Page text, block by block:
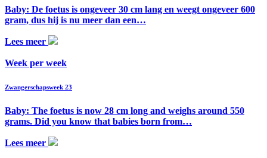
Baby: De foetus is ongeveer 30 cm lang en weegt ongeveer 600
gram, dus hij is nu meer dan een…
Lees meer
Week per week
Zwangerschapsweek 23
Baby: The foetus is now 28 cm long and weighs around 550
grams. Did you know that babies born from…
Lees meer